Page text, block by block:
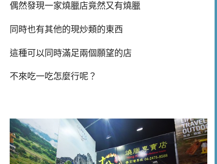
偶然發現一家燒臘店竟然又有燒臘
同時也有其他的現炒類的東西
這種可以同時滿足兩個願望的店
不來吃一吃怎麼行呢？